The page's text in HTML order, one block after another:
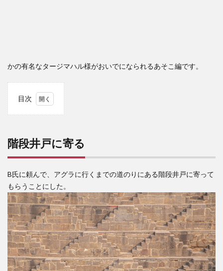
かの有名なタージマハル様がおいでになられるあそこ編です。
目次
に寄
る
2
アグ
ラの
夜ご
飯は
アイ
ツと
共に
3
階段井戸に寄る
B氏に頼んで、アグラに行くまでの道のりにある階段井戸に寄って
もらうことにした。